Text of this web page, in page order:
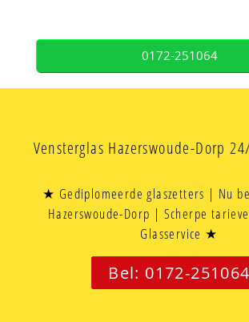
0172-251064
Vensterglas Hazerswoude-Dorp
★ Gediplomeerde glaszetters | Nu
Hazerswoude-Dorp | Scherpe
Glasservice ★
Bel: 0172-251064